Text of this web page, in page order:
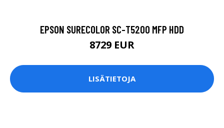
EPSON SURECOLOR SC-T5200 MFP HDD
8729 EUR
LISÄTIETOJA